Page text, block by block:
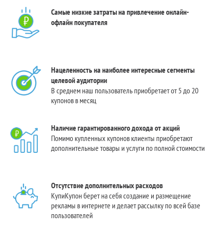
Самые низкие затраты на привлечение онлайн-
офлайн покупателя
Нацеленность на наиболее интересные сегменты
целевой аудитории
В среднем наш пользователь приобретает от 5 до 20
купонов в месяц
Наличие гарантированного дохода от акций
Помимо купленных купонов клиенты приобретают
дополнительные товары и услуги по полной стоимости
Отсутствие дополнительных расходов
КупиКупон берет на себя создание и размещение
рекламы в интернете и делает рассылку по всей базе
пользователей